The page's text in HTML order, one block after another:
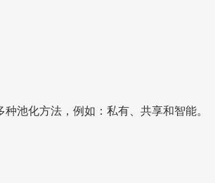
池化方法，例如：私有、共享和智能。